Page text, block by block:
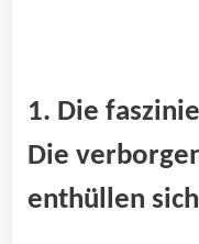
1.⁢ Die
Die
enthüllen